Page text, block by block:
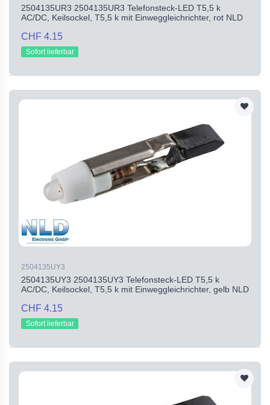
2504135UR3 2504135UR3 Telefonsteck-LED T5,5 k
AC/DC, Keilsockel, T5,5 k mit Einweggleichrichter, rot NLD
CHF 4.15
Sofort lieferbar
2504135UY3
2504135UY3 2504135UY3 Telefonsteck-LED T5,5 k
AC/DC, Keilsockel, T5,5 k mit Einweggleichrichter, gelb NLD
CHF 4.15
Sofort lieferbar